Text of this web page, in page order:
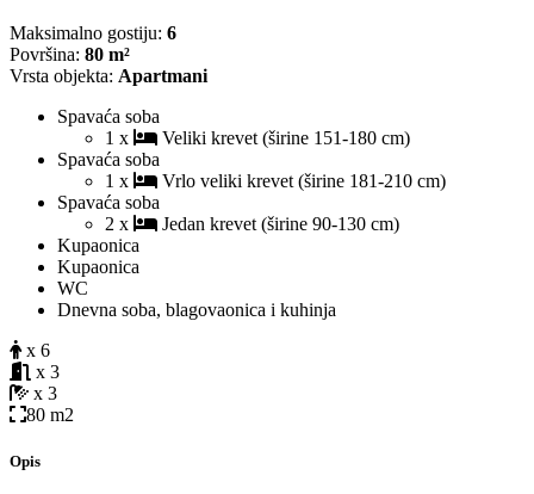
Maksimalno gostiju: 6
Površina: 80 m²
Vrsta objekta: Apartmani
Spavaća soba
1 x
Veliki krevet (širine 151-180 cm)
Spavaća soba
1 x
Vrlo veliki krevet (širine 181-210 cm)
Spavaća soba
2 x
Jedan krevet (širine 90-130 cm)
Kupaonica
Kupaonica
WC
Dnevna soba, blagovaonica i kuhinja
x 6
x 3
x 3
80 m2
Opis